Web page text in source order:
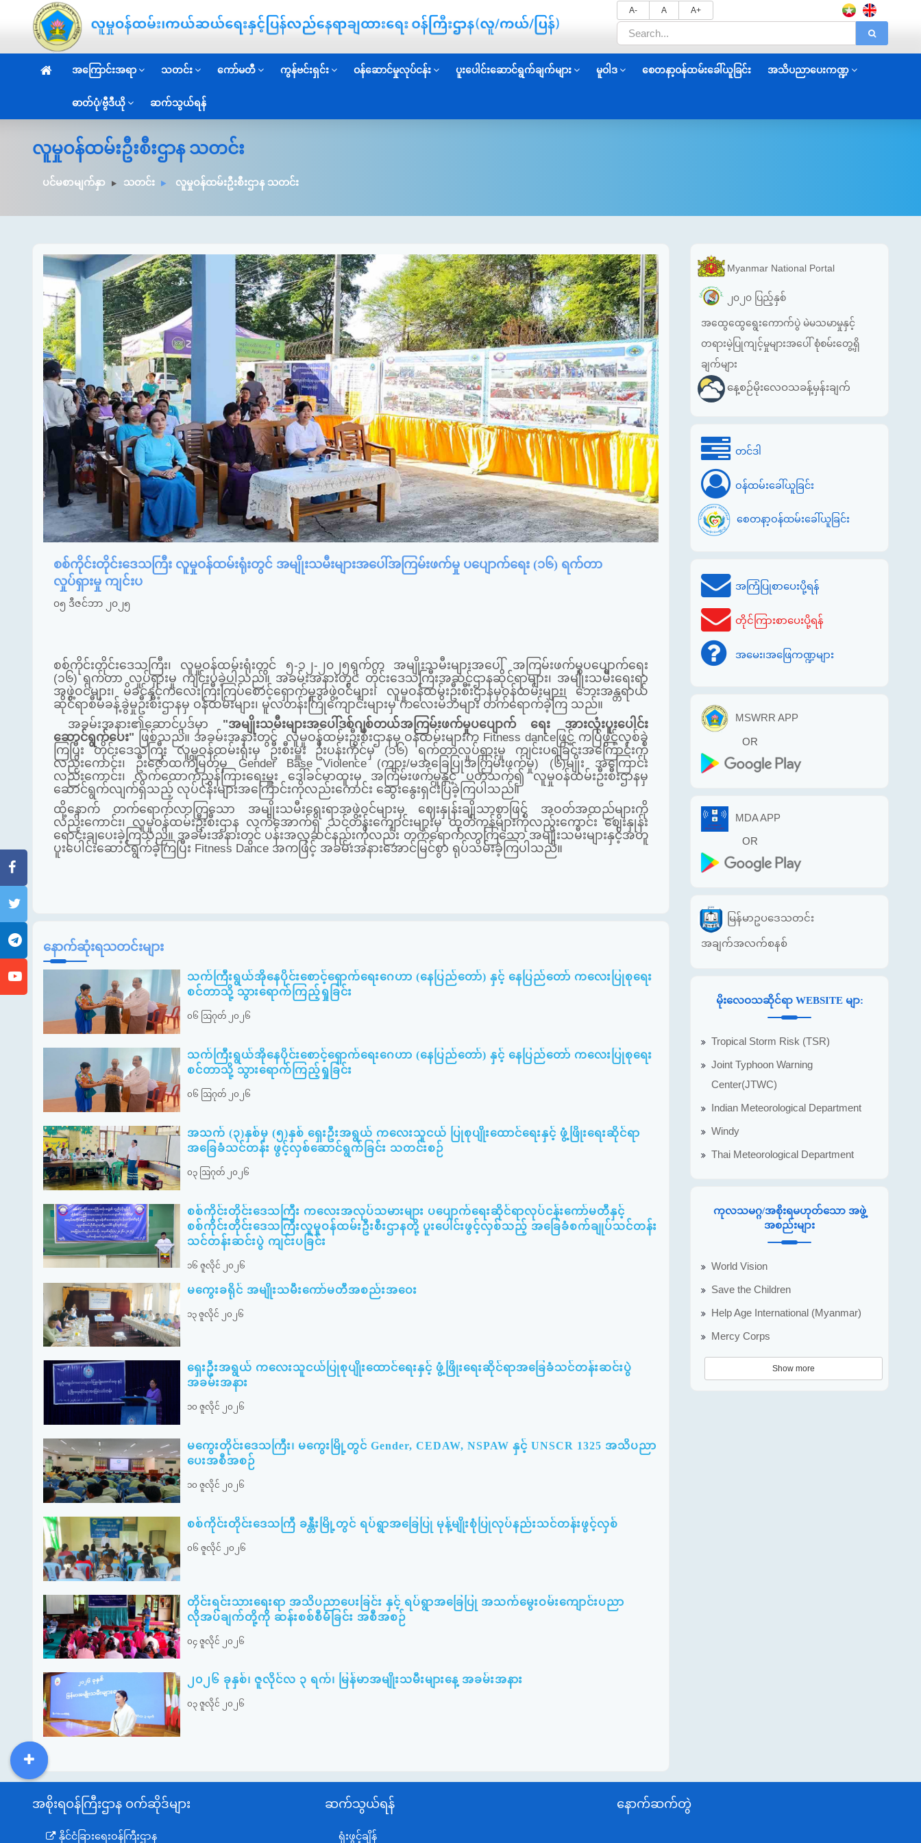
A- A A+
အကြောင်းအရာ သတင်း ကော်မတီ ကွန်ဗင်းရှင်း ဝန်ဆောင်မှုလုပ်ငန်း ပူးပေါင်းဆောင်ရွက်ချက်များ မူဝါဒ စေတနာ့ဝန်ထမ်းခေါ်ယူခြင်း အသိပညာပေးကဏ္ဍ
ဓာတ်ပုံ/ဗွီဒီယို ဆက်သွယ်ရန်
လူမှုဝန်ထမ်းဦးစီးဌာန သတင်း
ပင်မစာမျက်နှာ သတင်း လူမှုဝန်ထမ်းဦးစီးဌာန သတင်း
စစ်ကိုင်းတိုင်းဒေသကြီး လူမှုဝန်ထမ်းရုံးတွင် အမျိုးသမီးများအပေါ်အကြမ်းဖက်မှု ပပျောက်ရေး (၁၆) ရက်တာ
လှုပ်ရှားမှု ကျင်းပ
၀၅ ဒီဇင်ဘာ ၂၀၂၅
စစ်ကိုင်းတိုင်းဒေသကြီး၊ လူမှုဝန်ထမ်းရုံးတွင် ၅-၁၂-၂၀၂၅ရက်က အမျိုးသမီးများအပေါ် အကြမ်းဖက်မှုပပျောက်ရေး
(၁၆) ရက်တာ လှုပ်ရှားမှု ကျင်းပခဲ့ပါသည်။ အခမ်းအနားတွင် တိုင်းဒေသကြီးအဆင့်ဌာနဆိုင်ရာများ၊ အမျိုးသမီးရေးရာ
အဖွဲ့ဝင်များ၊ မိခင်နှင့်ကလေးကြီး ကြပ်စောင့်ရှောက်မှုအဖွဲ့ဝင်များ၊ လူမှုဝန်ထမ်းဦးစီးဌာနမှဝန်ထမ်းများ၊ ဘေးအန္တရာယ်
ဆိုင်ရာစီမံခန့်ခွဲမှုဦးစီးဌာနမှ ဝန်ထမ်းများ၊ မူလတန်းကြိုကျောင်းများမှ ကလေးမိဘများ တက်ရောက်ခဲ့ကြ သည်။
အခမ်းအနား၏ဆောင်ပုဒ်မှာ "အမျိုးသမီးများအ‌ပေါ်ဒစ်ဂျစ်တယ်အကြမ်းဖက်မှုပပျောက် ရေး အားလုံးပူးပေါင်း
ဆောင်ရွက်ပေး" ဖြစ်သည်။ အခမ်းအနားတွင် လူမှုဝန်ထမ်းဦးစီးဌာနမှ ဝန်ထမ်းများက Fitness dance ဖြင့် ကပြဖွင့်လှစ်ခဲ့
ကြပြီး တိုင်းဒေသကြီး လူမှုဝန်ထမ်းရုံးမှ ဦးစီးမှူး ဦးပန်းကိုင်မှ (၁၆) ရက်တာလှုပ်ရှားမှု ကျင်းပရခြင်းအကြောင်းကို
လည်းကောင်း၊ ဦးဇော်ထက်မြတ်မှ Gender Base Violence (ကျား/မအခြေပြုအကြမ်းဖက်မှု) (၆)မျိုး အကြောင်း
လည်းကောင်း၊ လက်ထောက်ညွှန်ကြားရေးမှူး ဒေါ်ခင်မာထူးမှ အကြမ်းဖက်မှုနှင့် ပတ်သက်၍ လူမှုဝန်ထမ်းဦးစီးဌာနမှ
ဆောင်ရွက်လျက်ရှိသည့် လုပ်ငန်းများအကြောင်းကိုလည်းကောင်း ဆွေးနွေးရှင်းပြခဲ့ကြပါသည်။
ထို့နောက် တက်ရောက်လာကြသော အမျိုးသမီးရေးရာအဖွဲ့ဝင်များမှ ဈေးနှုန်းချိုသာစွာဖြင့် အဝတ်အထည်များကို
လည်းကောင်း၊ လူမှုဝန်ထမ်းဦးစီးဌာန လက်အောက်ရှိသင်တန်းကျောင်းများမှ ထုတ်ကုန်များကိုလည်းကောင်းဈေးနှုန်း
ရောင်းချပေးခဲ့ကြသည်။ အခမ်းအနားတွင် ပန်းအလှဆင်နည်းကိုလည်း တက်ရောက်လာကြသော အမျိုးသမီးများနှင့်အတူ
ပူးပေါင်းဆောင်ရွက်ခဲ့ကြပြီး Fitness Dance အကဖြင့် အခမ်းအနားအောင်မြင်စွာ ရုပ်သိမ်းခဲ့ကြပါသည်။
နောက်ဆုံးရသတင်းများ
သက်ကြီးရွယ်အိုနေပိုင်းစောင့်ရှောက်ရေးဂေဟာ (နေပြည်တော်) နှင့် နေပြည်တော် ကလေးပြုစုရေး
စင်တာသို့ သွားရောက်ကြည့်ရှုခြင်း
၀၆ ဩဂုတ် ၂၀၂၆
သက်ကြီးရွယ်အိုနေပိုင်းစောင့်ရှောက်ရေးဂေဟာ (နေပြည်တော်) နှင့် နေပြည်တော် ကလေးပြုစုရေး
စင်တာသို့ သွားရောက်ကြည့်ရှုခြင်း
၀၆ ဩဂုတ် ၂၀၂၆
အသက် (၃)နှစ်မှ (၅)နှစ် ရှေးဦးအရွယ် ကလေးသူငယ် ပြုစုပျိုးထောင်ရေးနှင့် ဖွံ့ဖြိုးရေးဆိုင်ရာ
အခြေခံသင်တန်း ဖွင့်လှစ်ဆောင်ရွက်ခြင်း သတင်းစဉ်
၀၃ ဩဂုတ် ၂၀၂၆
စစ်ကိုင်းတိုင်းဒေသကြီး ကလေးအလုပ်သမားများ ပပျောက်ရေးဆိုင်ရာလုပ်ငန်းကော်မတီနှင့်
စစ်ကိုင်းတိုင်းဒေသကြီးလူမှုဝန်ထမ်းဦးစီးဌာနတို့ ပူးပေါင်းဖွင့်လှစ်သည့် အခြေခံစက်ချုပ်သင်တန်း
သင်တန်းဆင်းပွဲ ကျင်းပခြင်း
၁၆ ဇူလိုင် ၂၀၂၆
မကွေးခရိုင် အမျိုးသမီးကော်မတီအစည်းအဝေး
၁၃ ဇူလိုင် ၂၀၂၆
ရှေးဦးအရွယ် ကလေးသူငယ်ပြုစုပျိုးထောင်ရေးနှင့် ဖွံ့ဖြိုးရေးဆိုင်ရာအခြေခံသင်တန်းဆင်းပွဲ
အခမ်းအနား
၁၀ ဇူလိုင် ၂၀၂၆
မကွေးတိုင်းဒေသကြီး၊ မကွေးမြို့တွင် Gender, CEDAW, NSPAW နှင့် UNSCR 1325 အသိပညာ
ပေးအစီအစဉ်
၁၀ ဇူလိုင် ၂၀၂၆
စစ်ကိုင်းတိုင်းဒေသကြီ ခန္တီးမြို့တွင် ရပ်ရွာအခြေပြု မုန့်မျိုးစုံပြုလုပ်နည်းသင်တန်းဖွင့်လှစ်
၀၆ ဇူလိုင် ၂၀၂၆
တိုင်းရင်းသားရေးရာ အသိပညာပေးခြင်း နှင့် ရပ်ရွာအခြေပြု အသက်မွေးဝမ်းကျောင်းပညာ
လိုအပ်ချက်တို့ကို ဆန်းစစ်စီမံခြင်း အစီအစဉ်
၀၄ ဇူလိုင် ၂၀၂၆
၂၀၂၆ ခုနှစ်၊ ဇူလိုင်လ ၃ ရက်၊ မြန်မာအမျိုးသမီးများနေ့ အခမ်းအနား
၀၃ ဇူလိုင် ၂၀၂၆
Myanmar National Portal
၂၀၂၀ ပြည့်နှစ်
အထွေထွေရွေးကောက်ပွဲ မဲမသမာမှုနှင့်
တရားမဲ့ပြုကျင့်မှုများအပေါ် စုံစမ်းတွေ့ရှိ
ချက်များ
နေ့စဉ်မိုးလေဝသခန့်မှန်းချက်
တင်ဒါ
ဝန်ထမ်းခေါ်ယူခြင်း
စေတနာ့ဝန်ထမ်းခေါ်ယူခြင်း
အကြံပြုစာပေးပို့ရန်
တိုင်ကြားစာပေးပို့ရန်
အမေး၊အဖြေကဏ္ဍများ
MSWRR APP
OR
MDA APP
OR
မြန်မာဥပဒေသတင်း
အချက်အလက်စနစ်
မိုးလေဝသဆိုင်ရာ WEBSITE မျာ:
Tropical Storm Risk (TSR)
Joint Typhoon Warning
Center(JTWC)
Indian Meteorological Department
Windy
Thai Meteorological Department
ကုလသမဂ္ဂ/အစိုးရမဟုတ်သော အဖွဲ့
အစည်းများ
World Vision
Save the Children
Help Age International (Myanmar)
Mercy Corps
Show more
အစိုးရဝန်ကြီးဌာန ဝက်ဆိုဒ်များ
နိုင်ငံခြားရေးဝန်ကြီးဌာန
ဆက်သွယ်ရန်
ရုံးဖွင့်ချိန်
နောက်ဆက်တွဲ
DDM